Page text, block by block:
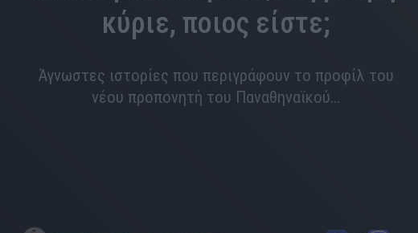
κύριε, ποιος είστε;
Άγνωστες ιστορίες που περιγράφουν το προφίλ του
νέου προπονητή του Παναθηναϊκού…